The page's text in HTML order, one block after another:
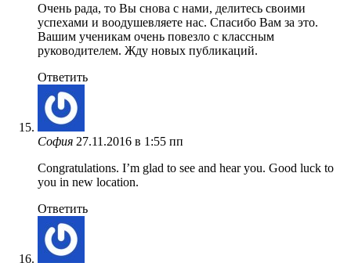
Очень рада, то Вы снова с нами, делитесь своими
успехами и воодушевляете нас. Спасибо Вам за это.
Вашим ученикам очень повезло с классным
руководителем. Жду новых публикаций.
Ответить
София 27.11.2016 в 1:55 пп
Congratulations. I’m glad to see and hear you. Good luck to
you in new location.
Ответить